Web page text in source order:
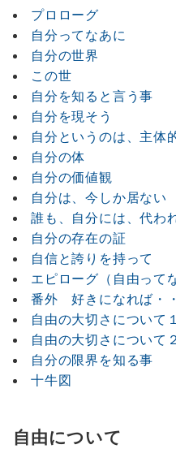
プロローグ
自分ってなあに
自分の世界
この世
自分を知ると言う事
自分を現そう
自分というのは、主体
自分の体
自分の価値観
自分は、今しか居ない
誰も、自分には、代わ
自分の存在の証
自信と誇りを持って
エピローグ（自由って
番外 好きになれば・
自由の大切さについて１
自由の大切さについて２
自分の限界を知る事
十牛図
自由について